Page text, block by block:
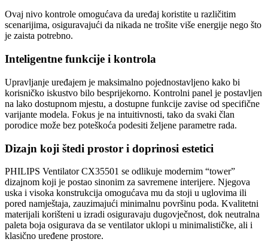
Ovaj nivo kontrole omogućava da uređaj koristite u različitim
scenarijima, osiguravajući da nikada ne trošite više energije nego što
je zaista potrebno.
Inteligentne funkcije i kontrola
Upravljanje uređajem je maksimalno pojednostavljeno kako bi
korisničko iskustvo bilo besprijekorno. Kontrolni panel je postavljen
na lako dostupnom mjestu, a dostupne funkcije zavise od specifične
varijante modela. Fokus je na intuitivnosti, tako da svaki član
porodice može bez poteškoća podesiti željene parametre rada.
Dizajn koji štedi prostor i doprinosi estetici
PHILIPS Ventilator CX35501 se odlikuje modernim “tower”
dizajnom koji je postao sinonim za savremene interijere. Njegova
uska i visoka konstrukcija omogućava mu da stoji u uglovima ili
pored namještaja, zauzimajući minimalnu površinu poda. Kvalitetni
materijali korišteni u izradi osiguravaju dugovječnost, dok neutralna
paleta boja osigurava da se ventilator uklopi u minimalističke, ali i
klasično uređene prostore.